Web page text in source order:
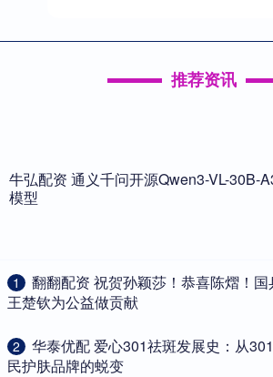
推荐资讯
牛弘配资 通义千问开源Qwen3-VL-30B-
模型
1
翻翻配资 祝贺孙颖莎！恭喜陈熠！国
王楚钦为公益做贡献
2
华泰优配 爱心301祛斑发展史：从
民护肤品牌的蜕变